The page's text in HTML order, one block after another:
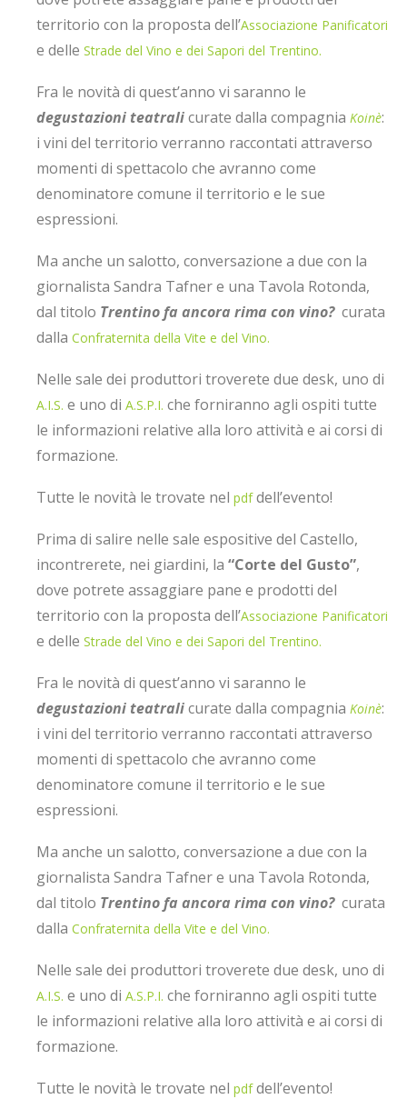
territorio con la proposta dell’Associazione Panificatori
e delle Strade del Vino e dei Sapori del Trentino.
Fra le novità di quest’anno vi saranno le
degustazioni teatralicurate dalla compagnia Koinè:
i vini del territorio verranno raccontati attraverso
momenti di spettacolo che avranno come
denominatore comune il territorio e le sue
espressioni.
Ma anche un salotto, conversazione a due con la
giornalista Sandra Tafner e una Tavola Rotonda,
dal titolo Trentino fa ancora rima con vino? curata
dalla Confraternita della Vite e del Vino.
Nelle sale dei produttori troverete due desk, uno di
A.I.S. e uno di A.S.P.I. che forniranno agli ospiti tutte
le informazioni relative alla loro attività e ai corsi di
formazione.
Tutte le novità le trovate nel pdfdell’evento!
Prima di salire nelle sale espositive del Castello,
incontrerete, nei giardini, la “Corte del Gusto”,
dove potrete assaggiare pane e prodotti del
territorio con la proposta dell’Associazione Panificatori
e delle Strade del Vino e dei Sapori del Trentino.
Fra le novità di quest’anno vi saranno le
degustazioni teatralicurate dalla compagnia Koinè:
i vini del territorio verranno raccontati attraverso
momenti di spettacolo che avranno come
denominatore comune il territorio e le sue
espressioni.
Ma anche un salotto, conversazione a due con la
giornalista Sandra Tafner e una Tavola Rotonda,
dal titolo Trentino fa ancora rima con vino? curata
dalla Confraternita della Vite e del Vino.
Nelle sale dei produttori troverete due desk, uno di
A.I.S. e uno di A.S.P.I. che forniranno agli ospiti tutte
le informazioni relative alla loro attività e ai corsi di
formazione.
Tutte le novità le trovate nel pdfdell’evento!